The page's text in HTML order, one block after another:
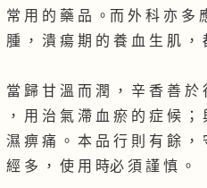
常 用 的 藥 品 。而 外 科 亦 多
腫 ， 潰 瘍 期 的 養 血 生 肌 ，
當 歸 甘 溫 而 潤 ， 辛 香 善 於
， 用 治 氣 滯 血 瘀 的 症 候
濕 痹 痛 。 本 品 行 則 有 餘 ，
經 多 ， 使 用 時必 須 謹 慎 。